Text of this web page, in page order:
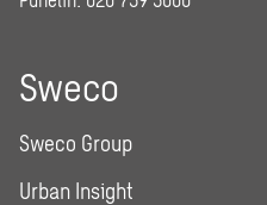
Sweco
Sweco Group
Urban Insight